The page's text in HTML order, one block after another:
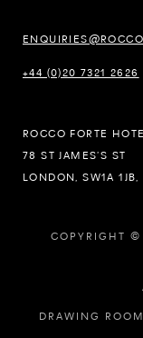
+44 (0)20 7321 2626
ROCCO FORTE
78 ST JAMES’S ST
LONDON, SW1A 1JB,
COPYRIGHT ©
DRAWING